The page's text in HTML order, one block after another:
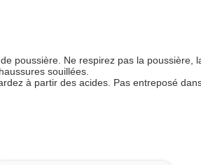
poussière. Ne respirez pas la poussière,
souillées.
à partir des acides. Pas entreposé